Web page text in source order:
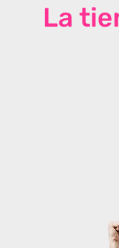
La